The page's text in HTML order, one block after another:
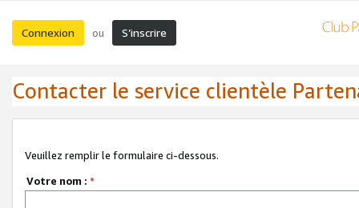
Connexion ou S’inscrire
Contacter le service clientèle
Veuillez remplir le formulaire ci-dessous.
Votre nom : *